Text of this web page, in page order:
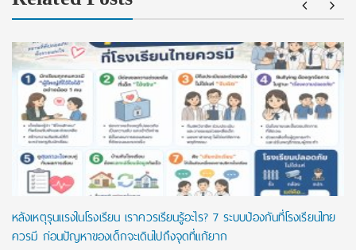
หลังเหตุรุนแรงในโรงเรียน เราควรเรียนรู้อะไร? 7 ระบบป้องกันที่โรงเรียนไทย
ควรมี ก่อนปัญหาของเด็กจะเดินไปถึงจุดที่แก้ยาก